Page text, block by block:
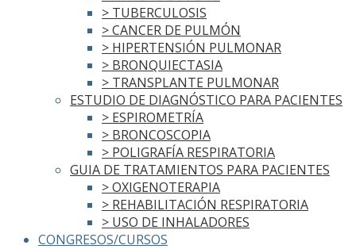
> TUBERCULOSIS
> CANCER DE PULMÓN
> HIPERTENSIÓN PULMONAR
> BRONQUIECTASIA
> TRANSPLANTE PULMONAR
ESTUDIO DE DIAGNÓSTICO PARA PACIENTES
> ESPIROMETRÍA
> BRONCOSCOPIA
> POLIGRAFÍA RESPIRATORIA
GUIA DE TRATAMIENTOS PARA PACIENTES
> OXIGENOTERAPIA
> REHABILITACIÓN RESPIRATORIA
> USO DE INHALADORES
CONGRESOS/CURSOS